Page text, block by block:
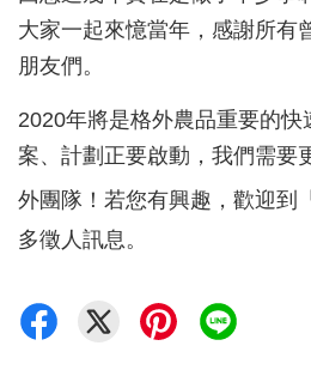
大家一起來憶當年，感謝所有
朋友們。
2020年將是格外農品重要的
案、計劃正要啟動，我們需要
外團隊！若您有興趣，歡迎到「
多徵人訊息。